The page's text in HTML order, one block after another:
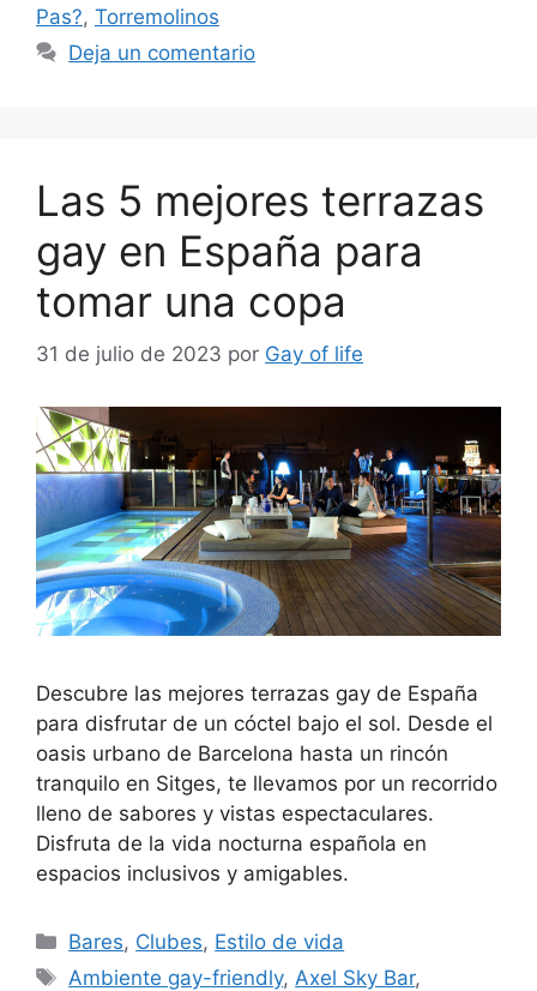
Pas?, Torremolinos
Deja un comentario
Las 5 mejores terrazas
gay en España para
tomar una copa
31 de julio de 2023 por Gay of life
Descubre las mejores terrazas gay de España
para disfrutar de un cóctel bajo el sol. Desde el
oasis urbano de Barcelona hasta un rincón
tranquilo en Sitges, te llevamos por un recorrido
lleno de sabores y vistas espectaculares.
Disfruta de la vida nocturna española en
espacios inclusivos y amigables.
Categorías
Bares, Clubes, Estilo de vida
Etiquetas
Ambiente gay-friendly, Axel Sky Bar,